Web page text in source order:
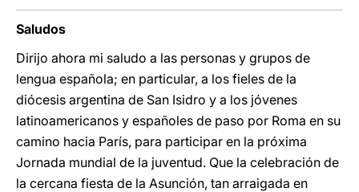
Saludos
Dirijo ahora mi saludo a las personas y grupos de
lengua española; en particular, a los fieles de la
diócesis argentina de San Isidro y a los jóvenes
latinoamericanos y españoles de paso por Roma en su
camino hacia París, para participar en la próxima
Jornada mundial de la juventud. Que la celebración de
la cercana fiesta de la Asunción, tan arraigada en